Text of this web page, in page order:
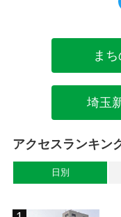
ま
埼玉
アクセスランキン
日別